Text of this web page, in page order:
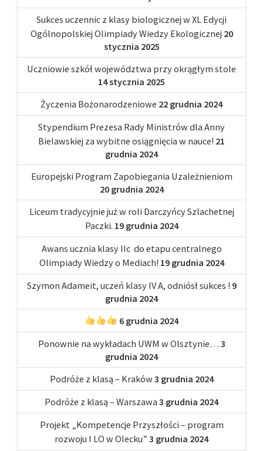
Sukces uczennic z klasy biologicznej w XL Edycji
Ogólnopolskiej Olimpiady Wiedzy Ekologicznej 20
stycznia 2025
Uczniowie szkół województwa przy okrągłym stole
14 stycznia 2025
Życzenia Bożonarodzeniowe 22 grudnia 2024
Stypendium Prezesa Rady Ministrów dla Anny
Bielawskiej za wybitne osiągnięcia w nauce! 21
grudnia 2024
Europejski Program Zapobiegania Uzależnieniom
20 grudnia 2024
Liceum tradycyjnie już w roli Darczyńcy Szlachetnej
Paczki. 19 grudnia 2024
Awans ucznia klasy IIc do etapu centralnego
Olimpiady Wiedzy o Mediach! 19 grudnia 2024
Szymon Adameit, uczeń klasy IV A, odniósł sukces ! 9
grudnia 2024
6 grudnia 2024
Ponownie na wykładach UWM w Olsztynie… 3
grudnia 2024
Podróże z klasą – Kraków 3 grudnia 2024
Podróże z klasą – Warszawa 3 grudnia 2024
Projekt „Kompetencje Przyszłości – program
rozwoju I LO w Olecku” 3 grudnia 2024